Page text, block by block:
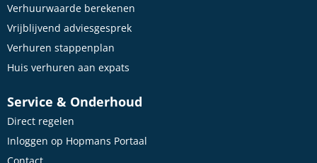
Verhuurwaarde berekenen
Vrijblijvend adviesgesprek
Verhuren stappenplan
Huis verhuren aan expats
Service & Onderhoud
Direct regelen
Inloggen op Hopmans Portaal